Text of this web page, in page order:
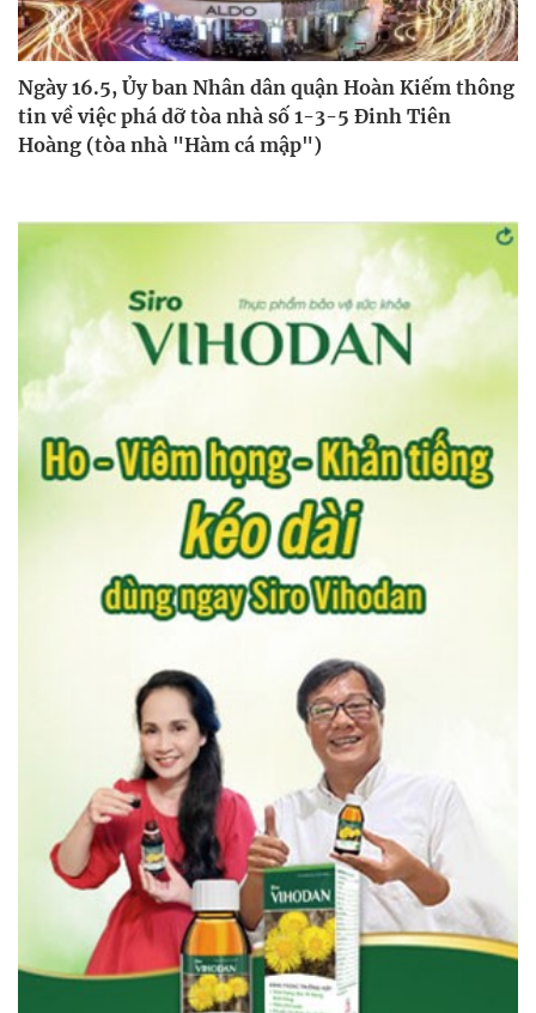
Ngày 16.5, Ủy ban Nhân dân quận Hoàn Kiếm thông
tin về việc phá dỡ tòa nhà số 1-3-5 Đinh Tiên
Hoàng (tòa nhà "Hàm cá mập")